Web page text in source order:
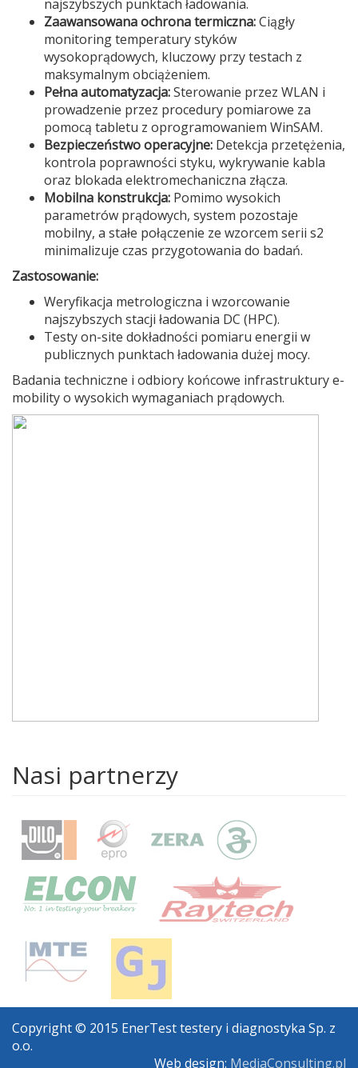
najszybszych punktach ładowania.
Zaawansowana ochrona termiczna:Ciągły
monitoring temperatury styków
wysokoprądowych, kluczowy przy testach z
maksymalnym obciążeniem.
Pełna automatyzacja:Sterowanie przez WLAN i
prowadzenie przez procedury pomiarowe za
pomocą tabletu z oprogramowaniem WinSAM.
Bezpieczeństwo operacyjne: Detekcja przetężenia,
kontrola poprawności styku, wykrywanie kabla
oraz blokada elektromechaniczna złącza.
Mobilna konstrukcja: Pomimo wysokich
parametrów prądowych, system pozostaje
mobilny, a stałe połączenie ze wzorcem serii s2
minimalizuje czas przygotowania do badań.
Zastosowanie:
Weryfikacja metrologiczna i wzorcowanie
najszybszych stacji ładowania DC (HPC).
Testy on-site dokładności pomiaru energii w
publicznych punktach ładowania dużej mocy.
Badania techniczne i odbiory końcowe infrastruktury e-
mobility o wysokich wymaganiach prądowych.
Nasi partnerzy
Copyright © 2015 EnerTest testery i diagnostyka Sp. z
o.o.
Web design: MediaConsulting.pl